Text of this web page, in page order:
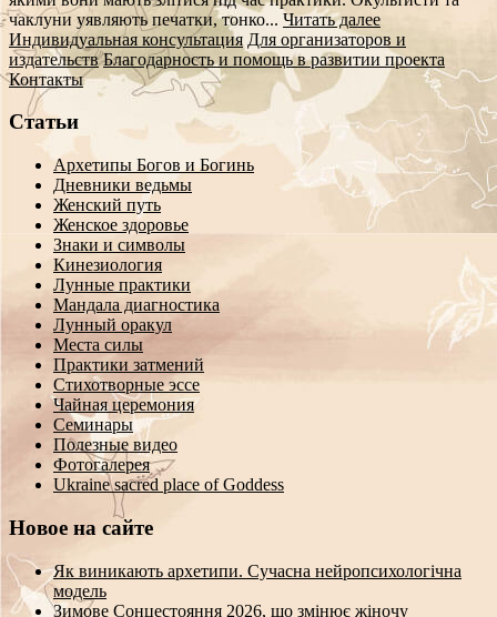
чаклуни уявляють печатки, тонко... Читать далее
Индивидуальная консультация Для организаторов и
издательств Благодарность и помощь в развитии проекта
Контакты
Статьи
Архетипы Богов и Богинь
Дневники ведьмы
Женский путь
Женское здоровье
Знаки и символы
Кинезиология
Лунные практики
Мандала диагностика
Лунный оракул
Места силы
Практики затмений
Стихотворные эссе
Чайная церемония
Семинары
Полезные видео
Фотогалерея
Ukraine sacred place of Goddess
Новое на сайте
Як виникають архетипи. Сучасна нейропсихологічна
модель
Зимове Сонцестояння 2026, що змінює жіночу